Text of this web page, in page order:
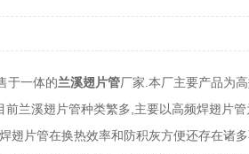
于一体的兰溪翅片管厂家.本厂主要产品为
前兰溪翅片管种类繁多,主要以高频焊翅片
翅片管在换热效率和防积灰方便还存在诸多